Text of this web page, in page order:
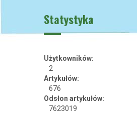
Statystyka
Użytkowników:
2
Artykułów:
676
Odsłon artykułów:
7623019